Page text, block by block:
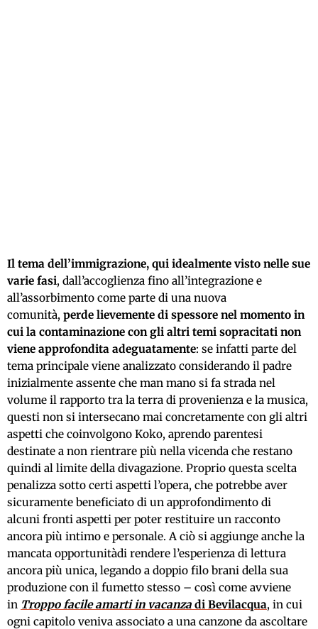
Il tema dell’immigrazione, qui idealmente visto nelle sue
varie fasi, dall’accoglienza fino all’integrazione e
all’assorbimento come parte di una nuova
comunità, perde lievemente di spessore nel momento in
cui la contaminazione con gli altri temi sopracitati non
viene approfondita adeguatamente: se infatti parte del
tema principale viene analizzato considerando il padre
inizialmente assente che man mano si fa strada nel
volume il rapporto tra la terra di provenienza e la musica,
questi non si intersecano mai concretamente con gli altri
aspetti che coinvolgono Koko, aprendo parentesi
destinate a non rientrare più nella vicenda che restano
quindi al limite della divagazione. Proprio questa scelta
penalizza sotto certi aspetti l’opera, che potrebbe aver
sicuramente beneficiato di un approfondimento di
alcuni fronti aspetti per poter restituire un racconto
ancora più intimo e personale. A ciò si aggiunge anche la
mancata opportunitàdi rendere l’esperienza di lettura
ancora più unica, legando a doppio filo brani della sua
produzione con il fumetto stesso – così come avviene
in Troppo facile amarti in vacanza di Bevilacqua, in cui
ogni capitolo veniva associato a una canzone da ascoltare